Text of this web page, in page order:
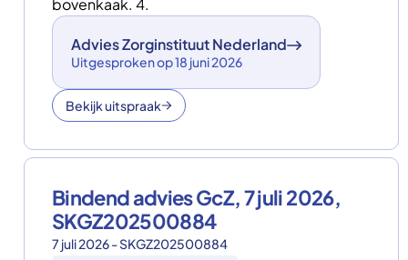
bovenkaak. 4.
Advies Zorginstituut Nederland
Uitgesproken op 18 juni 2026
Bekijk uitspraak
Bindend advies GcZ, 7 juli 2026,
SKGZ202500884
7 juli 2026 - SKGZ202500884